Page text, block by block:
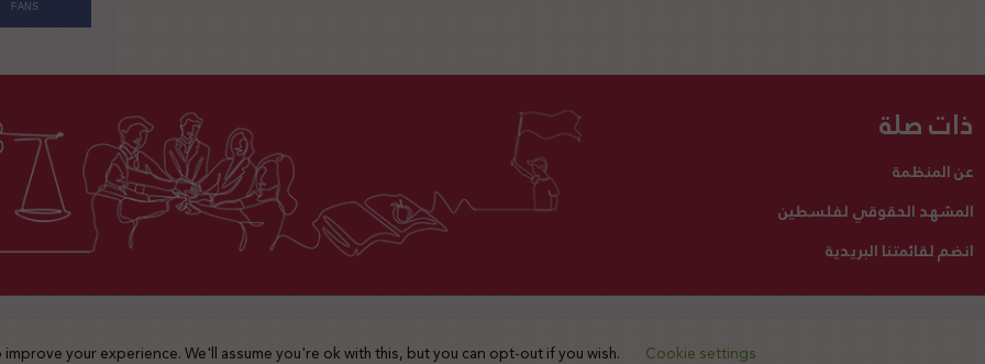
FANS
ذات صلة
عن المنظمة
المشهد الحقوقي لفلسطين
انضم لقائمتنا البريدية
اتصل بنا تبرع لنا 2025 © جميع الحقوق محفوظة
your experience. We'll assume you're ok with this, but you can opt-out if you wish. Cookie settings